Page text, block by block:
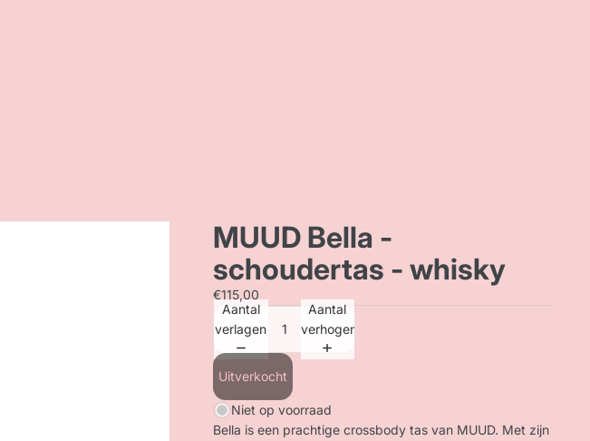
MUUD Bella -
schoudertas - whisky
€115,00
Aantal
verlagen
Aantal
verhogen
Uitverkocht
Niet op voorraad
Bella is een prachtige crossbody tas van MUUD. Met zijn